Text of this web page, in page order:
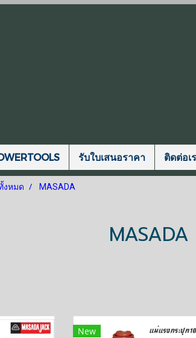
รับใบเสนอราคา ติดต่อเ
งหมด MASADA
MASADA
New